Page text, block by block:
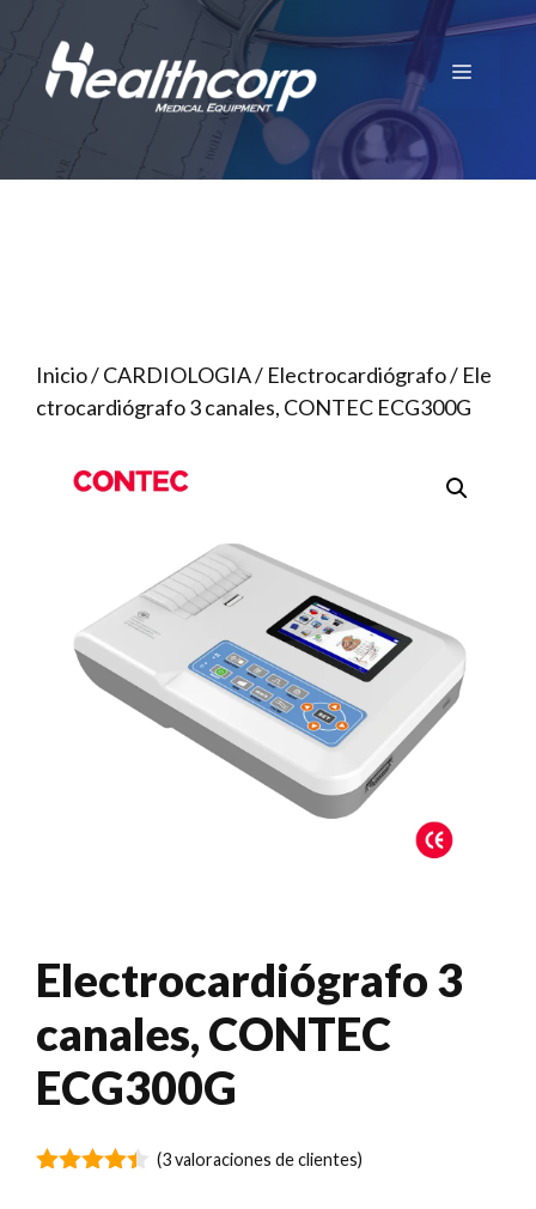
contenido
Menú
Inicio/CARDIOLOGIA/ Electrocardiógrafo/ Ele
ctrocardiógrafo 3 canales, CONTEC ECG300G
Electrocardiógrafo 3
canales, CONTEC
ECG300G
(3valoraciones de clientes)